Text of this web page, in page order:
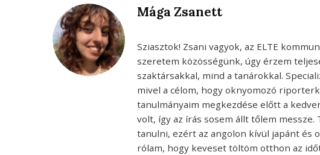
Mága Zsanett
Sziasztok! Zsani vagyok, az ELTE
szeretem közösségünk, úgy érzem
szaktársakkal, mind a tanárokkal.
mivel a célom, hogy oknyomozó
tanulmányaim megkezdése előtt a
volt, így az írás sosem állt tőlem
tanulni, ezért az angolon kívül japánt és
rólam, hogy keveset töltöm otthon az